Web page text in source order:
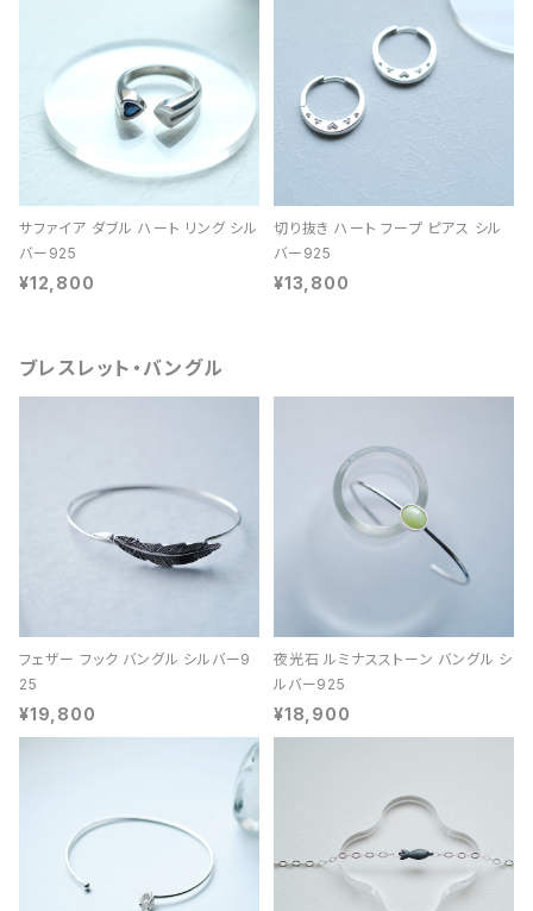
サファイア ダブル ハート リング シル
バー925
¥12,800
切り抜き ハート フープ ピアス シル
バー925
¥13,800
ブレスレット・バングル
フェザー フック バングル シルバー9
25
¥19,800
夜光石 ルミナスストーン バングル シ
ルバー925
¥18,900